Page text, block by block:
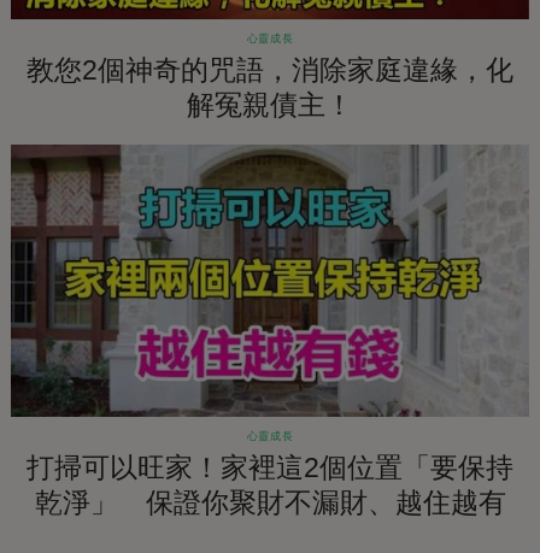
心靈成長
教您2個神奇的咒語，消除家庭違緣，化
解冤親債主！
心靈成長
打掃可以旺家！家裡這2個位置「要保持
乾淨」 保證你聚財不漏財、越住越有